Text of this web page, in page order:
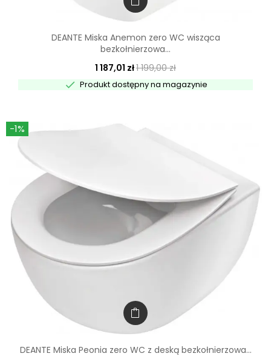
DEANTE Miska Anemon zero WC wisząca
bezkołnierzowa...
1 187,01 zł1 199,00 zł
 Produkt dostępny na magazynie
-1%
DEANTE Miska Peonia zero WC z deską bezkołnierzowa...